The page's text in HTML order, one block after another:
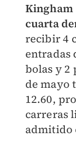
Kingham
cuarta
recibir 4
entradas
bolas y 2
de mayo
12.60,
carreras
admitido